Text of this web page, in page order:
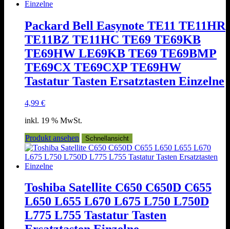
Packard Bell Easynote TE11 TE11HR
TE11BZ TE11HC TE69 TE69KB
TE69HW LE69KB TE69 TE69BMP
TE69CX TE69CXP TE69HW
Tastatur Tasten Ersatztasten Einzelne
4,99 €
inkl. 19 % MwSt.
Produkt ansehen
Schnellansicht
Toshiba Satellite C650 C650D C655
L650 L655 L670 L675 L750 L750D
L775 L755 Tastatur Tasten